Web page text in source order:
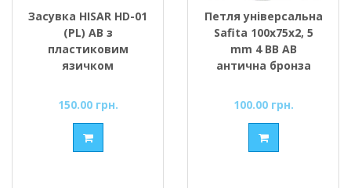
Засувка HISAR HD-01
(PL) AB з
пластиковим
язичком
150.00 грн.
Петля універсальна
Safita 100х75х2, 5
mm 4 BB AB
антична бронза
100.00 грн.